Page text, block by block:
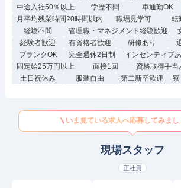
中途入社50％以上
学歴不問
車通勤OK
月平均残業時間20時間以内
職場見学可
転
経験不問
管理職・マネジメント経験歓迎
経験者歓迎
有資格者歓迎 研修あり
ブランクOK
完全週休2日制 インセンティブ
固定給25万円以上
面接1回 資格取得手当
土日祝休み
服装自由 第二新卒歓迎 寮
いま見ている求人へ応募してみまし
現場スタッフ
正社員